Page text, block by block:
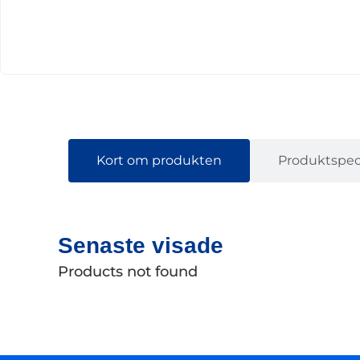
Kort om produkten
Senaste visade
Products not found